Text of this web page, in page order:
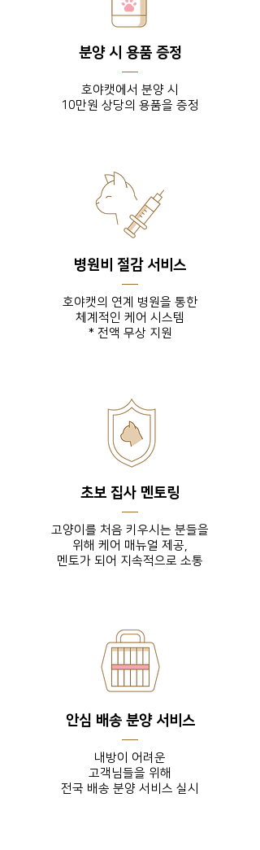
분양 시 용품 증정
호야캣에서 분양 시
10만원 상당의 용품을 증정
병원비 절감 서비스
호야캣의 연계 병원을 통한
체계적인 케어 시스템
* 전액 무상 지원
초보 집사 멘토링
고양이를 처음 키우시는 분들을
위해 케어 매뉴얼 제공,
​멘토가 되어 지속적으로 소통
안심 배송 분양 서비스
내방이 어려운
고객님들을 위해
전국 배송 분양 서비스 실시